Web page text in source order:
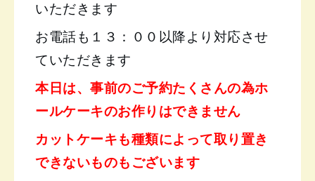
いただきます
お電話も１３：００以降より対応させ
ていただきます
本日 は、事前のご予約たくさんの為ホ
ールケーキのお作りはできません
カットケーキも種類によって取り置き
できないものもございます